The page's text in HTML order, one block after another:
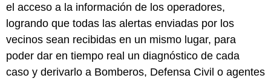
el acceso a la información de los operadores,
logrando que todas las alertas enviadas por los
vecinos sean recibidas en un mismo lugar, para
poder dar en tiempo real un diagnóstico de cada
caso y derivarlo a Bomberos, Defensa Civil o agentes